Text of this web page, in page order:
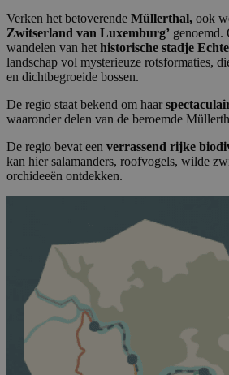
Verken het betoverende Müllerthal, ook
Zwitserland van Luxemburg’ genoemd.
wandelen van het historische stadje
landschap vol mysterieuze rotsformaties,
en dichtbegroeide bossen.
De regio staat bekend om haar
waaronder delen van de beroemde
De regio bevat een verrassend rijke
kan hier salamanders, roofvogels, wilde
orchideeën ontdekken.